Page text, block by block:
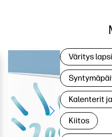
Väritys
Kalenterit
Kiitos